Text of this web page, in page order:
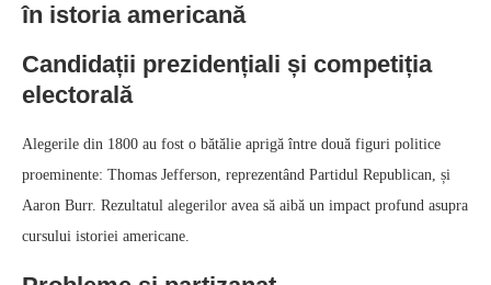
în istoria americană
Candidații prezidențiali și competiția
electorală
Alegerile din 1800 au fost o bătălie aprigă între două figuri politice
proeminente: Thomas Jefferson, reprezentând Partidul Republican, și
Aaron Burr. Rezultatul alegerilor avea să aibă un impact profund asupra
cursului istoriei americane.